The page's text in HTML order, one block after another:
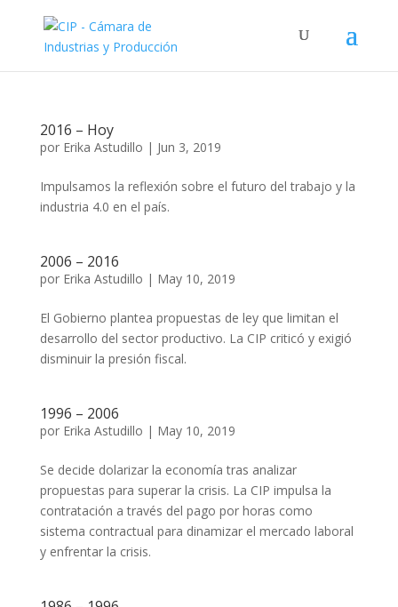
2016 – Hoy
por Erika Astudillo | Jun 3, 2019
Impulsamos la reflexión sobre el futuro del trabajo y la
industria 4.0 en el país.
2006 – 2016
por Erika Astudillo | May 10, 2019
El Gobierno plantea propuestas de ley que limitan el
desarrollo del sector productivo. La CIP criticó y exigió
disminuir la presión fiscal.
1996 – 2006
por Erika Astudillo | May 10, 2019
Se decide dolarizar la economía tras analizar
propuestas para superar la crisis. La CIP impulsa la
contratación a través del pago por horas como
sistema contractual para dinamizar el mercado laboral
y enfrentar la crisis.